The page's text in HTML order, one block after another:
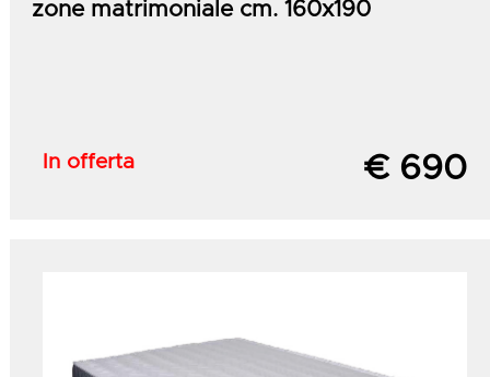
zone matrimoniale cm. 160x190
In offerta € 690